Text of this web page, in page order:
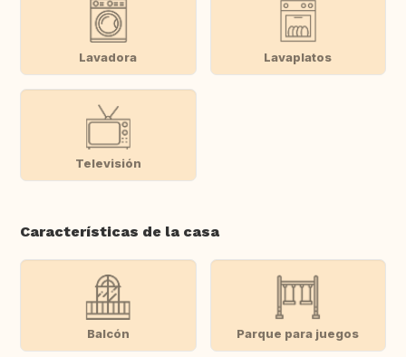
Lavadora Lavaplatos
Televisión
Características de la casa
Balcón Parque para juegos